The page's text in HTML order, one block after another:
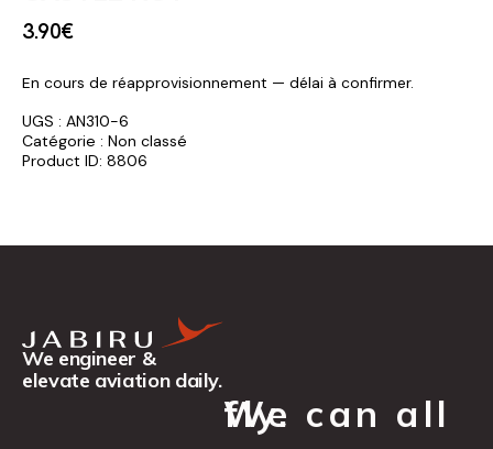
3.90€
En cours de réapprovisionnement — délai à confirmer.
UGS : AN310-6
Catégorie : Non classé
Product ID: 8806
We engineer &
elevate aviation daily.
We can all fly.